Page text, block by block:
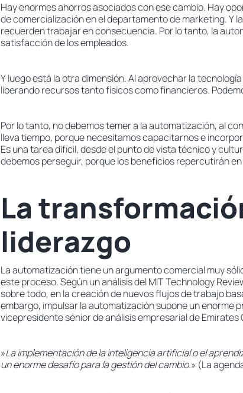
Hay enormes ahorros asociados con ese cambio. Hay
de comercialización en el departamento de marketing. Y
recuerden trabajar en consecuencia. Por lo tanto, la
satisfacción de los empleados.
Y luego está la otra dimensión. Al aprovechar la
liberando recursos tanto físicos como financieros.
Por lo tanto, no debemos temer a la automatización, al
lleva tiempo, porque necesitamos capacitarnos e
Es una tarea difícil, desde el punto de vista técnico y
debemos perseguir, porque los beneficios repercutirán
La
liderazgo
La automatización tiene un argumento comercial muy
este proceso. Según un análisis del MIT Technology
sobre todo, en la creación de nuevos flujos de trabajo
embargo, impulsar la automatización supone un enorme
vicepresidente sénior de análisis empresarial de Emirates
»La implementación de la inteligencia artificial o el
un enorme desafío para la gestión del cambio.» (La